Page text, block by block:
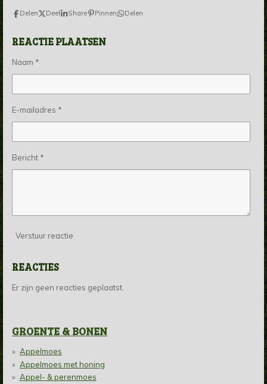
Delen Deel Share Pinnen Delen
REACTIE PLAATSEN
Naam *
E-mailadres *
Bericht *
Verstuur reactie
REACTIES
Er zijn geen reacties geplaatst.
GROENTE & BONEN
Appelmoes
Appelmoes met honing
Appel- & perenmoes